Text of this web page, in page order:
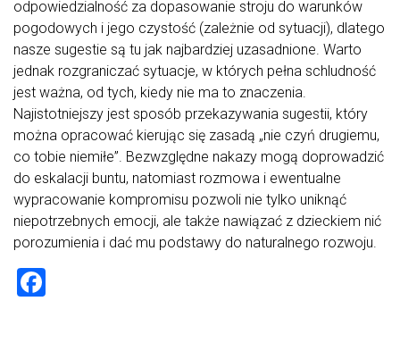
odpowiedzialność za dopasowanie stroju do warunków
pogodowych i jego czystość (zależnie od sytuacji), dlatego
nasze sugestie są tu jak najbardziej uzasadnione. Warto
jednak rozgraniczać sytuacje, w których pełna schludność
jest ważna, od tych, kiedy nie ma to znaczenia.
Najistotniejszy jest sposób przekazywania sugestii, który
można opracować kierując się zasadą „nie czyń drugiemu,
co tobie niemiłe”. Bezwzględne nakazy mogą doprowadzić
do eskalacji buntu, natomiast rozmowa i ewentualne
wypracowanie kompromisu pozwoli nie tylko uniknąć
niepotrzebnych emocji, ale także nawiązać z dzieckiem nić
porozumienia i dać mu podstawy do naturalnego rozwoju.